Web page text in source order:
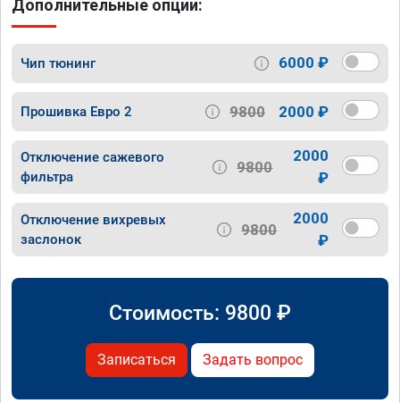
Дополнительные опции:
Чип тюнинг 6000 ₽
Прошивка Евро 2 9800 2000 ₽
Отключение сажевого
фильтра
9800
2000
₽
Отключение вихревых
заслонок
9800
2000
₽
Стоимость: 9800 ₽
Записаться Задать вопрос